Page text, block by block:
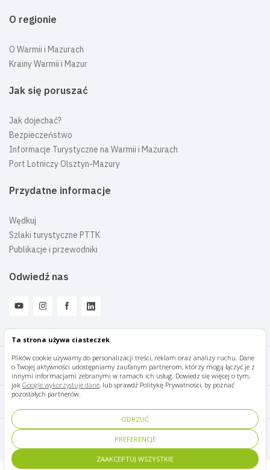
Ta strona używa ciasteczek
Plików cookie używamy do personalizacji treści, reklam oraz analizy ruchu. Dane
o Twojej aktywności udostępniamy zaufanym partnerom, którzy mogą łączyć je z
innymi informacjami zebranymi w ramach ich usług. Dowiedz się więcej o tym,
jak Google wykorzystuje dane, lub sprawdź Politykę Prywatności, by poznać
pozostałych partnerów.
ODRZUĆ
PREFERENCJE
ZAAKCEPTUJ WSZYSTKIE
O regionie
O Warmii i Mazurach
Krainy Warmii i Mazur
Jak się poruszać
Jak dojechać?
Bezpieczeństwo
Informacje Turystyczne na Warmii i Mazurach
Port Lotniczy Olsztyn-Mazury
Przydatne informacje
Wędkuj
Szlaki turystyczne PTTK
Publikacje i przewodniki
Odwiedź nas
Mazury Travel © 2026
Polityka prywatności